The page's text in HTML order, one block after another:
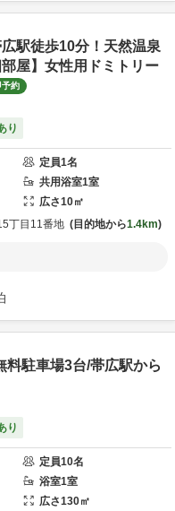
広駅徒歩10分！天然温泉
屋】女性用ドミトリー
予約
り
定員1名
共用浴室1室
広さ10㎡
丁目11番地 目的地から1.4km
料駐車場3台/帯広駅から
り
定員10名
浴室1室
広さ130㎡